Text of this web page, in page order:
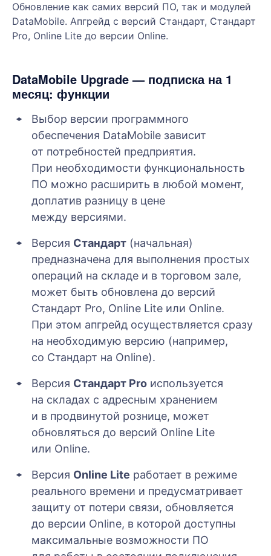
Обновление как самих версий ПО, так и модулей
DataMobile. Апгрейд с версий Стандарт, Стандарт
Pro, Online Lite до версии Online.
DataMobile Upgrade — подписка на 1
месяц: функции
Выбор версии программного
обеспечения DataMobile зависит
от потребностей предприятия.
При необходимости функциональность
ПО можно расширить в любой момент,
доплатив разницу в цене
между версиями.
Версия Стандарт (начальная)
предназначена для выполнения простых
операций на складе и в торговом зале,
может быть обновлена до версий
Стандарт Pro, Online Lite или Online.
При этом апгрейд осуществляется сразу
на необходимую версию (например,
со Стандарт на Online).
Версия Стандарт Pro используется
на складах с адресным хранением
и в продвинутой рознице, может
обновляться до версий Online Lite
или Online.
Версия Online Lite работает в режиме
реального времени и предусматривает
защиту от потери связи, обновляется
до версии Online, в которой доступны
максимальные возможности ПО